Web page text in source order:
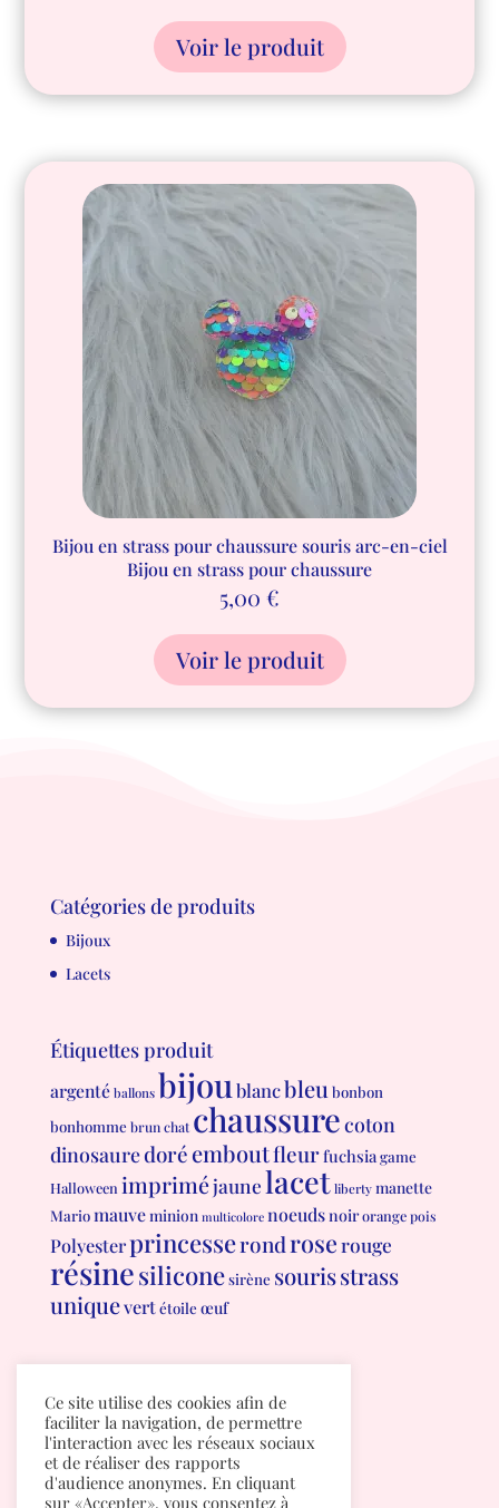
Voir le produit
Bijou en strass pour chaussure souris arc-en-ciel
Bijou en strass pour chaussure
5,00 €
Voir le produit
Catégories de produits
Bijoux
Lacets
Étiquettes produit
argenté ballons bijou blancbleu bonbon
bonhomme brun chat chaussurecoton
dinosauredoré emboutfleurfuchsiagame
Halloween impriméjaunelacet liberty manette
Mariomauveminion multicolore noeudsnoirorange pois
Polyesterprincesserondroserouge
résinesiliconesirène sourisstrass
uniquevertétoile œuf
Politique de confidentialité
Ce site utilise des cookies afin de
faciliter la navigation, de permettre
l'interaction avec les réseaux sociaux
et de réaliser des rapports
d'audience anonymes. En cliquant
sur «Accepter», vous consentez à